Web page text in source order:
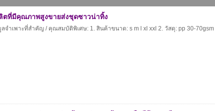
ตที่มีคุณภาพสูงขายส่งชุดซาวน่าทิ้ง
จำเพาะที่สำคัญ / คุณสมบัติพิเศษ: 1. สินค้าขนาด: s m l xl xxl 2. วัสดุ: pp 30-70gsm